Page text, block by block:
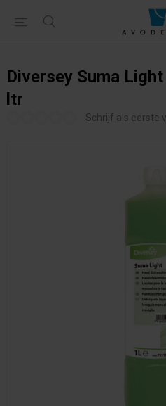
Diversey Suma
ltr
Schrijf als eerste